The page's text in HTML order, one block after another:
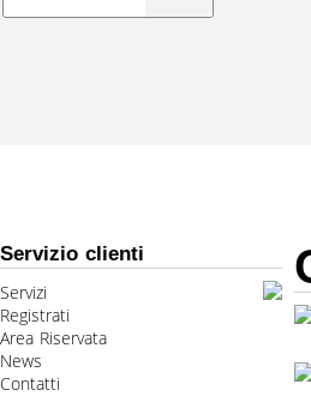
Servizio clienti
Servizi
Registrati
Area Riservata
News
Contatti